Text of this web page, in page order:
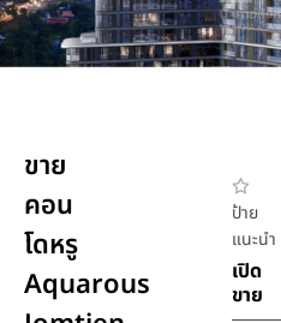
ขาย
คอน
โดหรู
Aquarous
ป้าย
แนะนำ
เปิด
ขาย